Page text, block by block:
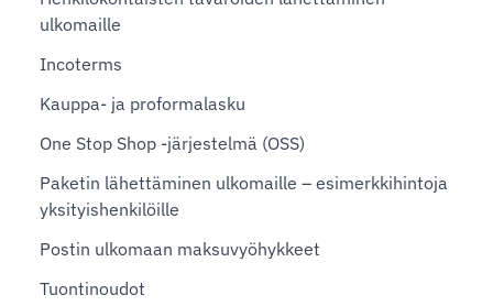
ulkomaille
Incoterms
Kauppa- ja proformalasku
One Stop Shop -järjestelmä (OSS)
Paketin lähettäminen ulkomaille – esimerkkihintoja
yksityishenkilöille
Postin ulkomaan maksuvyöhykkeet
Tuontinoudot